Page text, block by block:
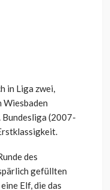
in Liga zwei,
Wiesbaden
Bundesliga (2007-
des
gefüllten
Elf, die das